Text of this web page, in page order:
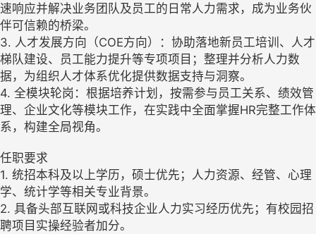
速响应并解决业务团队及员工的日常人力需求，成为业务伙
伴可信赖的桥梁。
3. 人才发展方向（COE方向）：协助落地新员工培训、人才
梯队建设、员工能力提升等专项项目；整理并分析人力数
据，为组织人才体系优化提供数据支持与洞察。
4. 全模块轮岗：根据培养计划，按需参与员工关系、绩效管
理、企业文化等模块工作，在实践中全面掌握HR完整工作体
系，构建全局视角。
任职要求
1. 统招本科及以上学历，硕士优先；人力资源、经管、心理
学、统计学等相关专业背景。
2. 具备头部互联网或科技企业人力实习经历优先；有校园招
聘项目实操经验者加分。